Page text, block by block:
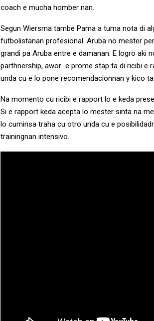
coach e mucha homber nan.
Segun Wiersma tambe Pama a tuma nota di
futbolistanan profesional. Aruba no mester
grandi pa Aruba entre e damanan. E logro aki
parthnership, awor e prome stap ta di ricibi e
unda cu e lo pone recomendacionnan y kico
Na momento cu ricibi e rapport lo e keda
Si e rapport keda acepta lo mester sinta na
lo cuminsa traha cu otro unda cu e
trainingnan intensivo.